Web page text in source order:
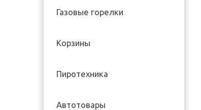
Газовые горелки
Корзины
Пиротехника
Автотовары